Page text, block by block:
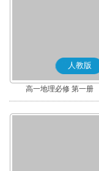
人教版
高一地理必修 第一册